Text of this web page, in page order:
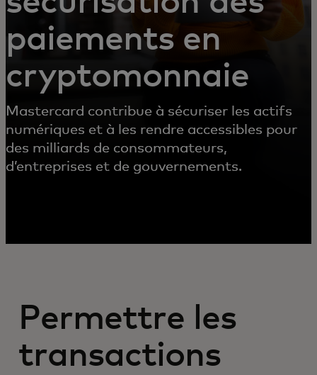
paiements en
cryptomonnaie
Mastercard contribue à sécuriser les actifs
numériques et à les rendre accessibles pour
des milliards de consommateurs,
d’entreprises et de gouvernements.
Permettre les
transactions